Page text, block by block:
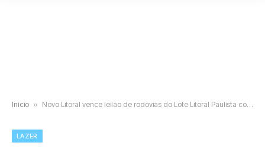
Início » Novo Litoral vence leilão de rodovias do Lote Litoral Paulista com desconto de 10,17%
LAZER